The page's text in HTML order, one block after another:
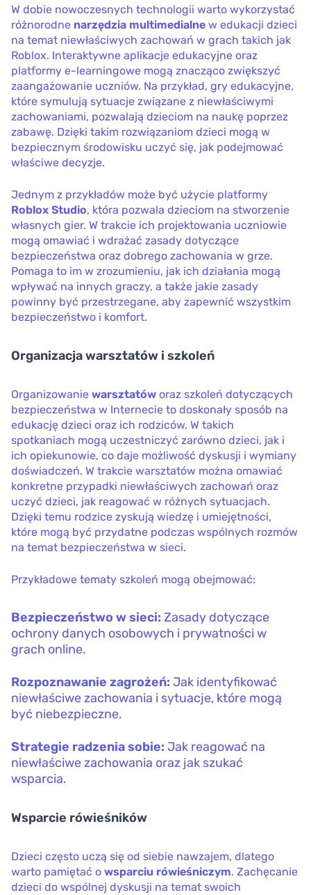
W dobie nowoczesnych technologii warto wykorzystać
różnorodne narzędzia multimedialne w edukacji dzieci
na temat niewłaściwych zachowań w grach takich jak
Roblox. Interaktywne aplikacje edukacyjne oraz
platformy e-learningowe mogą znacząco zwiększyć
zaangażowanie uczniów. Na przykład, gry edukacyjne,
które symulują sytuacje związane z niewłaściwymi
zachowaniami, pozwalają dzieciom na naukę poprzez
zabawę. Dzięki takim rozwiązaniom dzieci mogą w
bezpiecznym środowisku uczyć się, jak podejmować
właściwe decyzje.
Jednym z przykładów może być użycie platformy
Roblox Studio, która pozwala dzieciom na stworzenie
własnych gier. W trakcie ich projektowania uczniowie
mogą omawiać i wdrażać zasady dotyczące
bezpieczeństwa oraz dobrego zachowania w grze.
Pomaga to im w zrozumieniu, jak ich działania mogą
wpływać na innych graczy, a także jakie zasady
powinny być przestrzegane, aby zapewnić wszystkim
bezpieczeństwo i komfort.
Organizacja warsztatów i szkoleń
Organizowanie warsztatów oraz szkoleń dotyczących
bezpieczeństwa w Internecie to doskonały sposób na
edukację dzieci oraz ich rodziców. W takich
spotkaniach mogą uczestniczyć zarówno dzieci, jak i
ich opiekunowie, co daje możliwość dyskusji i wymiany
doświadczeń. W trakcie warsztatów można omawiać
konkretne przypadki niewłaściwych zachowań oraz
uczyć dzieci, jak reagować w różnych sytuacjach.
Dzięki temu rodzice zyskują wiedzę i umiejętności,
które mogą być przydatne podczas wspólnych rozmów
na temat bezpieczeństwa w sieci.
Przykładowe tematy szkoleń mogą obejmować:
Bezpieczeństwo w sieci: Zasady dotyczące
ochrony danych osobowych i prywatności w
grach online.
Rozpoznawanie zagrożeń: Jak identyfikować
niewłaściwe zachowania i sytuacje, które mogą
być niebezpieczne.
Strategie radzenia sobie: Jak reagować na
niewłaściwe zachowania oraz jak szukać
wsparcia.
Wsparcie rówieśników
Dzieci często uczą się od siebie nawzajem, dlatego
warto pamiętać o wsparciu rówieśniczym. Zachęcanie
dzieci do wspólnej dyskusji na temat swoich